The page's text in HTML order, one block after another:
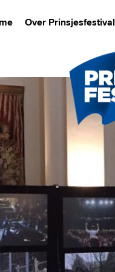
Over Prinsjesfestival